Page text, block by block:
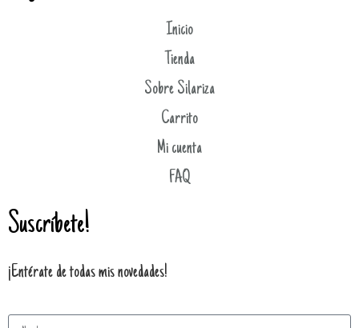
Inicio
Tienda
Sobre Silariza
Carrito
Mi cuenta
FAQ
Suscríbete!
¡Entérate de todas mis novedades!